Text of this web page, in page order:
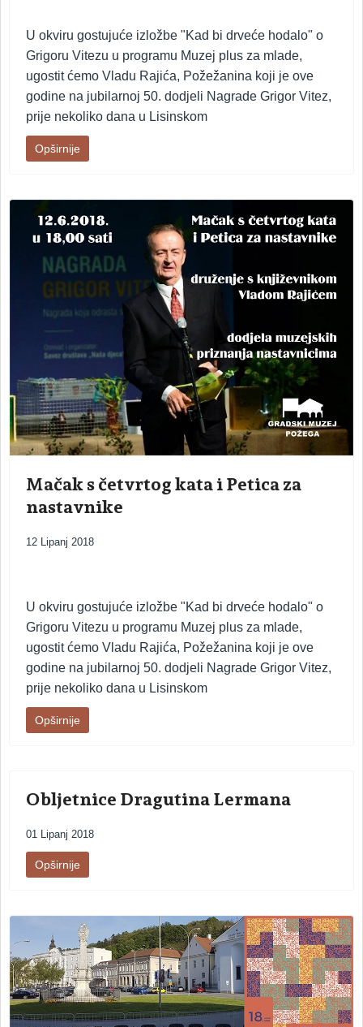
U okviru gostujuće izložbe "Kad bi drveće hodalo" o
Grigoru Vitezu u programu Muzej plus za mlade,
ugostit ćemo Vladu Rajića, Požežanina koji je ove
godine na jubilarnoj 50. dodjeli Nagrade Grigor Vitez,
prije nekoliko dana u Lisinskom
Opširnije
Mačak s četvrtog kata i Petica za
nastavnike
12 Lipanj 2018
U okviru gostujuće izložbe "Kad bi drveće hodalo" o
Grigoru Vitezu u programu Muzej plus za mlade,
ugostit ćemo Vladu Rajića, Požežanina koji je ove
godine na jubilarnoj 50. dodjeli Nagrade Grigor Vitez,
prije nekoliko dana u Lisinskom
Opširnije
Obljetnice Dragutina Lermana
01 Lipanj 2018
Opširnije